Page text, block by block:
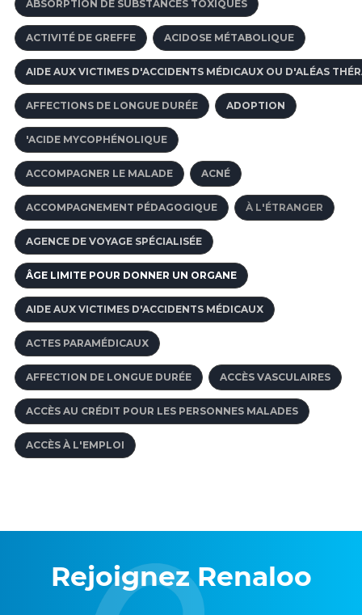
ABSORPTION DE SUBSTANCES TOXIQUES
ACTIVITÉ DE GREFFE ACIDOSE MÉTABOLIQUE
AIDE AUX VICTIMES D'ACCIDENTS MÉDICAUX OU D'ALÉAS
AFFECTIONS DE LONGUE DURÉE ADOPTION
'ACIDE MYCOPHÉNOLIQUE
ACCOMPAGNER LE MALADE ACNÉ
ACCOMPAGNEMENT PÉDAGOGIQUE À L'ÉTRANGER
AGENCE DE VOYAGE SPÉCIALISÉE
ÂGE LIMITE POUR DONNER UN ORGANE
AIDE AUX VICTIMES D'ACCIDENTS MÉDICAUX
ACTES PARAMÉDICAUX
AFFECTION DE LONGUE DURÉE ACCÈS VASCULAIRES
ACCÈS AU CRÉDIT POUR LES PERSONNES MALADES
ACCÈS À L'EMPLOI
Rejoignez Renaloo